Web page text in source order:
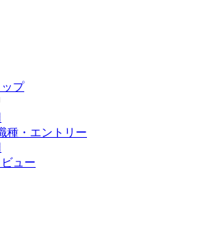
プ
種・エントリー
ュー